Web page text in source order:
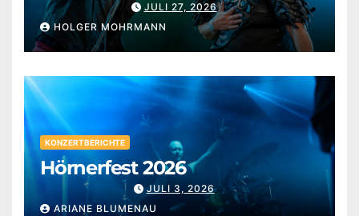
JULI 27, 2026
HOLGER MOHRMANN
KONZERTBERICHTE
Hörnerfest 2026
JULI 3, 2026
ARIANE BLUMENAU